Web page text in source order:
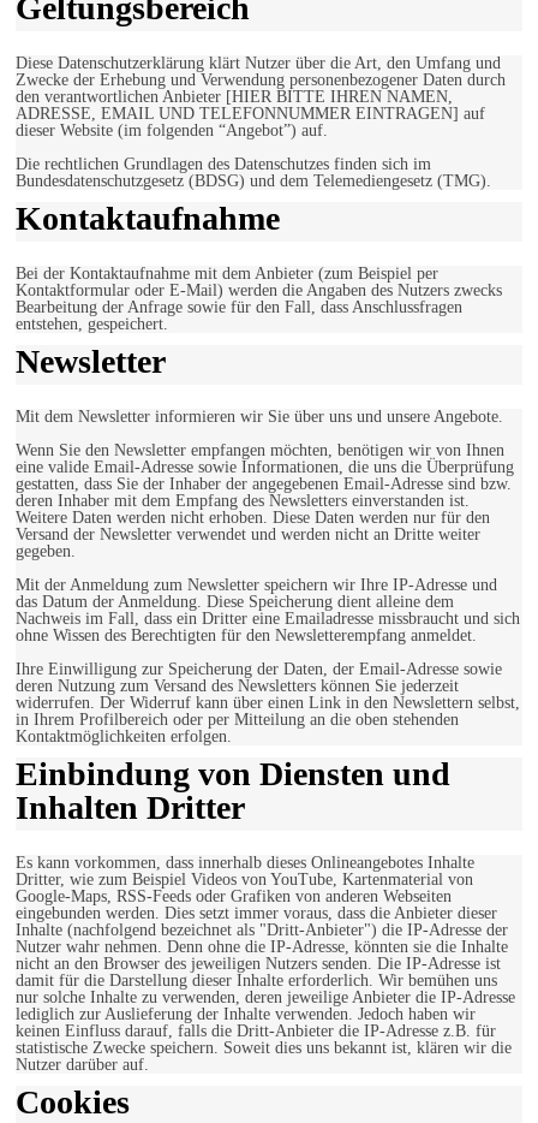
Geltungsbereich
Diese Datenschutzerklärung klärt Nutzer über die Art, den Umfang und
Zwecke der Erhebung und Verwendung personenbezogener Daten durch
den verantwortlichen Anbieter [HIER BITTE IHREN NAMEN,
ADRESSE, EMAIL UND TELEFONNUMMER EINTRAGEN] auf
dieser Website (im folgenden “Angebot”) auf.
Die rechtlichen Grundlagen des Datenschutzes finden sich im
Bundesdatenschutzgesetz (BDSG) und dem Telemediengesetz (TMG).
Kontaktaufnahme
Bei der Kontaktaufnahme mit dem Anbieter (zum Beispiel per
Kontaktformular oder E-Mail) werden die Angaben des Nutzers zwecks
Bearbeitung der Anfrage sowie für den Fall, dass Anschlussfragen
entstehen, gespeichert.
Newsletter
Mit dem Newsletter informieren wir Sie über uns und unsere Angebote.
Wenn Sie den Newsletter empfangen möchten, benötigen wir von Ihnen
eine valide Email-Adresse sowie Informationen, die uns die Überprüfung
gestatten, dass Sie der Inhaber der angegebenen Email-Adresse sind bzw.
deren Inhaber mit dem Empfang des Newsletters einverstanden ist.
Weitere Daten werden nicht erhoben. Diese Daten werden nur für den
Versand der Newsletter verwendet und werden nicht an Dritte weiter
gegeben.
Mit der Anmeldung zum Newsletter speichern wir Ihre IP-Adresse und
das Datum der Anmeldung. Diese Speicherung dient alleine dem
Nachweis im Fall, dass ein Dritter eine Emailadresse missbraucht und sich
ohne Wissen des Berechtigten für den Newsletterempfang anmeldet.
Ihre Einwilligung zur Speicherung der Daten, der Email-Adresse sowie
deren Nutzung zum Versand des Newsletters können Sie jederzeit
widerrufen. Der Widerruf kann über einen Link in den Newslettern selbst,
in Ihrem Profilbereich oder per Mitteilung an die oben stehenden
Kontaktmöglichkeiten erfolgen.
Einbindung von Diensten und
Inhalten Dritter
Es kann vorkommen, dass innerhalb dieses Onlineangebotes Inhalte
Dritter, wie zum Beispiel Videos von YouTube, Kartenmaterial von
Google-Maps, RSS-Feeds oder Grafiken von anderen Webseiten
eingebunden werden. Dies setzt immer voraus, dass die Anbieter dieser
Inhalte (nachfolgend bezeichnet als "Dritt-Anbieter") die IP-Adresse der
Nutzer wahr nehmen. Denn ohne die IP-Adresse, könnten sie die Inhalte
nicht an den Browser des jeweiligen Nutzers senden. Die IP-Adresse ist
damit für die Darstellung dieser Inhalte erforderlich. Wir bemühen uns
nur solche Inhalte zu verwenden, deren jeweilige Anbieter die IP-Adresse
lediglich zur Auslieferung der Inhalte verwenden. Jedoch haben wir
keinen Einfluss darauf, falls die Dritt-Anbieter die IP-Adresse z.B. für
statistische Zwecke speichern. Soweit dies uns bekannt ist, klären wir die
Nutzer darüber auf.
Cookies